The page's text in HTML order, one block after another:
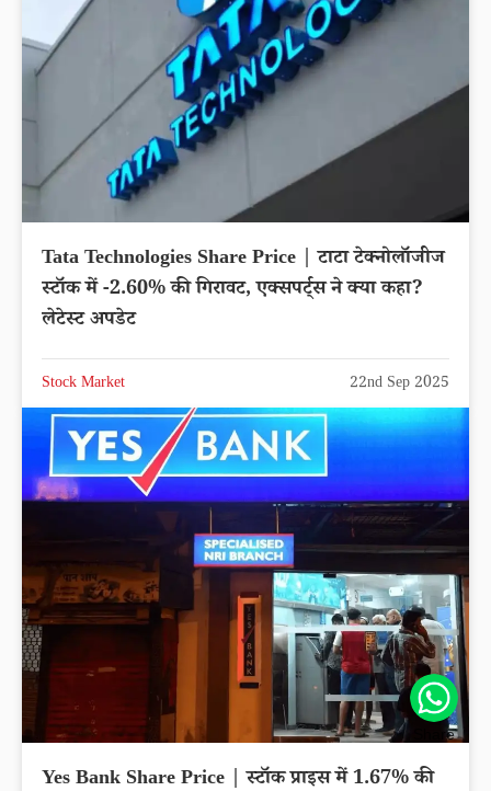
Tata Technologies Share Price | टाटा टेक्नोलॉजीज
स्टॉक में -2.60% की गिरावट, एक्सपर्ट्स ने क्या कहा?
लेटेस्ट अपडेट
Stock Market 22nd Sep 2025
Yes Bank Share Price | स्टॉक प्राइस में 1.67% की
Share